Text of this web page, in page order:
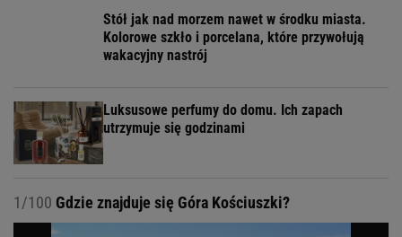
Stół jak nad morzem nawet w środku miasta.
Kolorowe szkło i porcelana, które przywołują
wakacyjny nastrój
Luksusowe perfumy do domu. Ich zapach
utrzymuje się godzinami
1/100 Gdzie znajduje się Góra Kościuszki?